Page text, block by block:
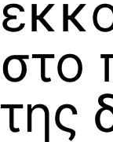
στο
της